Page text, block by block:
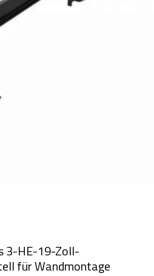
3-HE-19-Zoll-
für Wandmontage